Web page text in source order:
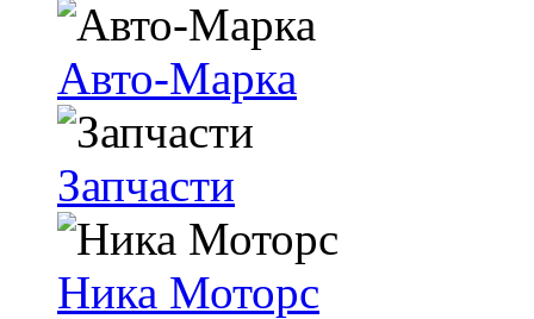
Авто-Марка
Запчасти
Ника Моторс